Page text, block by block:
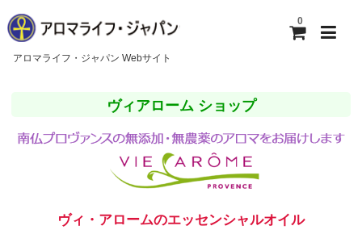
0
アロマライフ・ジャパン Webサイト
ヴィアローム ショップ
ヴィ・アロームのエッセンシャルオイル